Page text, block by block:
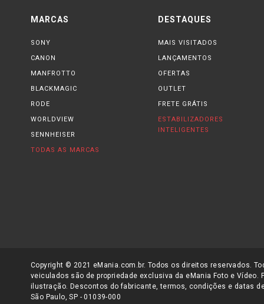
MARCAS
SONY
CANON
MANFROTTO
BLACKMAGIC
RODE
WORLDVIEW
SENNHEISER
TODAS AS MARCAS
DESTAQUES
MAIS VISITADOS
LANÇAMENTOS
OFERTAS
OUTLET
FRETE GRÁTIS
ESTABILIZADORES
INTELIGENTES
Copyright © 2021 eMania.com.br. Todos os direitos reservados.
veiculados são de propriedade exclusiva da eMania Foto e
ilustração. Descontos do fabricante, termos, condições e datas
São Paulo, SP - 01039-000